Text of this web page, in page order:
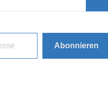
Abonnieren